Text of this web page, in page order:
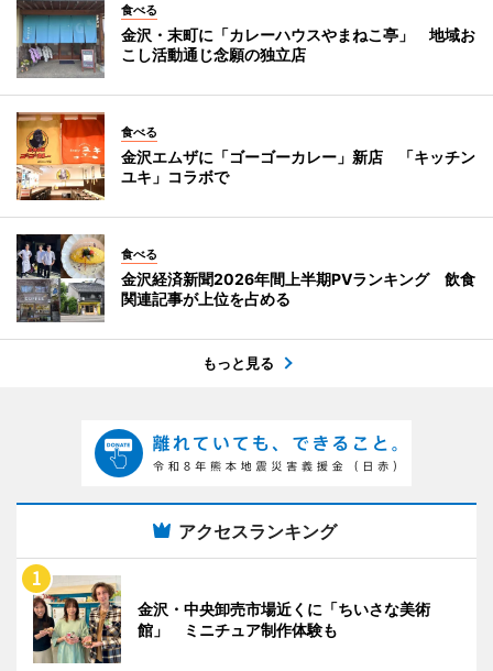
食べる
金沢・末町に「カレーハウスやまねこ亭」 地域お
こし活動通じ念願の独立店
食べる
金沢エムザに「ゴーゴーカレー」新店 「キッチン
ユキ」コラボで
食べる
金沢経済新聞2026年間上半期PVランキング 飲食
関連記事が上位を占める
もっと見る
アクセスランキング
金沢・中央卸売市場近くに「ちいさな美術
館」 ミニチュア制作体験も